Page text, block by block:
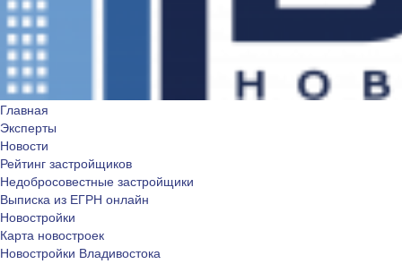
Главная
Эксперты
Новости
Рейтинг застройщиков
Недобросовестные застройщики
Выписка из ЕГРН онлайн
Новостройки
Карта новостроек
Новостройки Владивостока